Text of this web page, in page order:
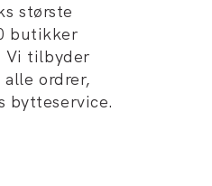
største
butikker
Vi tilbyder
ordrer,
bytteservice.